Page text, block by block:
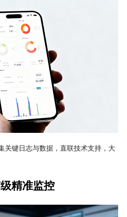
关键日志与数据，直联技术支持，大
精准监控